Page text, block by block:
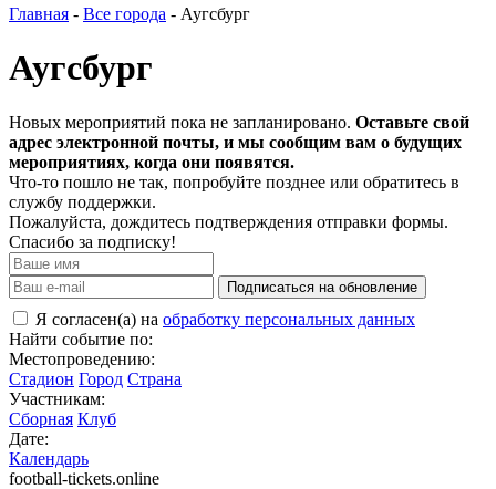
Главная - Все города - Аугсбург
Аугсбург
Новых мероприятий пока не запланировано. Оставьте свой
адрес электронной почты, и мы сообщим вам о будущих
мероприятиях, когда они появятся.
Что-то пошло не так, попробуйте позднее или обратитесь в
службу поддержки.
Пожалуйста, дождитесь подтверждения отправки формы.
Спасибо за подписку!
Подписаться на обновление
Я согласен(а) на обработку персональных данных
Найти событие по:
Местопроведению:
Стадион Город Страна
Участникам:
Сборная Клуб
Дате:
Календарь
football-tickets.online